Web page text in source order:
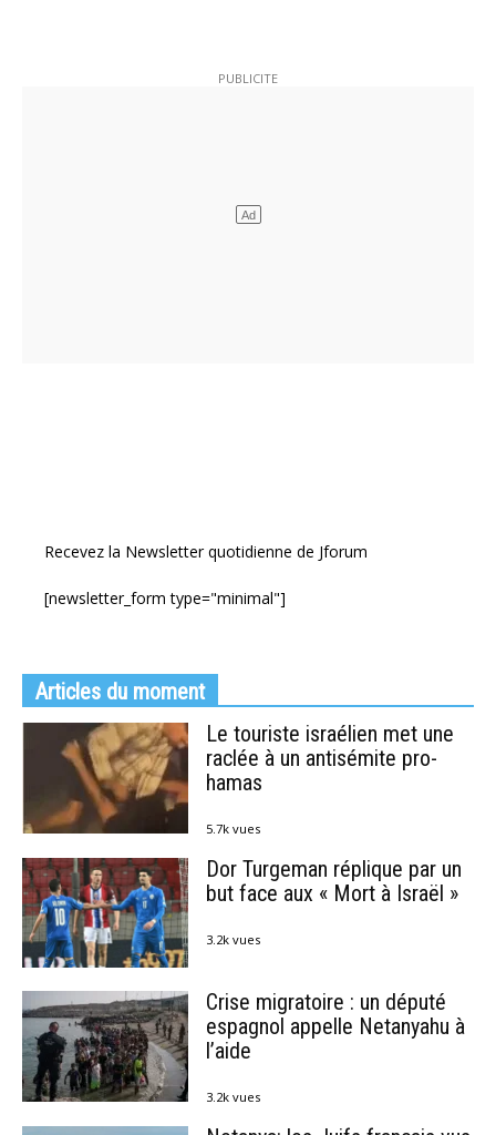
Recevez la Newsletter quotidienne de Jforum
[newsletter_form type="minimal"]
Articles du moment
Le touriste israélien met une
raclée à un antisémite pro-
hamas
5.7k vues
Dor Turgeman réplique par un
but face aux « Mort à Israël »
3.2k vues
Crise migratoire : un député
espagnol appelle Netanyahu à
l’aide
3.2k vues